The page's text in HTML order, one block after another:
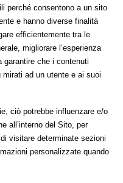
perché consentono a un sito
e hanno diverse finalità
efficientemente tra le
migliorare l’esperienza
garantire che i contenuti
ad un utente e ai suoi
ciò potrebbe influenzare e/o
all’interno del Sito, per
visitare determinate sezioni
personalizzate quando